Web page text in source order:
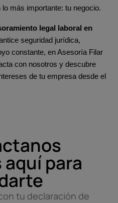
más importante: tu negocio.
legal laboral en
seguridad jurídica,
constante, en Asesoría Filar
con nosotros y descubre
de tu empresa desde el
para
tu declaración de